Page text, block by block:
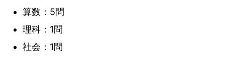
算数：5問
理科：1問
社会：1問